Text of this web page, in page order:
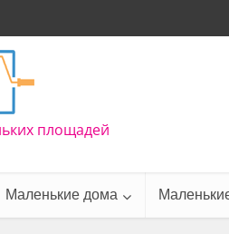
площадей
Маленькие дома